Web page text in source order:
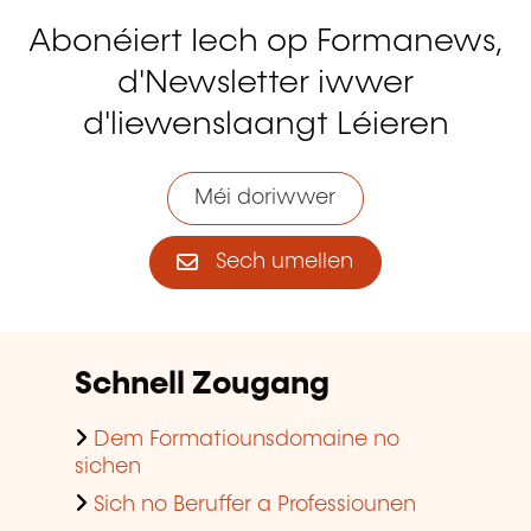
Abonéiert Iech op Formanews,
d'Newsletter iwwer
d'liewenslaangt Léieren
Méi doriwwer
Sech umellen
Schnell Zougang
Dem Formatiounsdomaine no
sichen
Sich no Beruffer a Professiounen